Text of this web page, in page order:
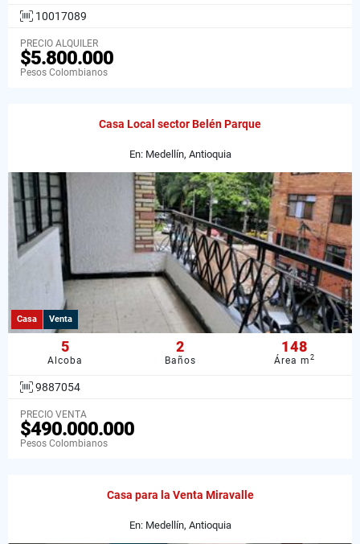
10017089
PRECIO ALQUILER
$5.800.000
Pesos Colombianos
Casa Local sector Belén Parque
En: Medellín, Antioquia
Casa Venta
5
Alcoba
2
Baños
148
Área m2
9887054
PRECIO VENTA
$490.000.000
Pesos Colombianos
Casa para la Venta Miravalle
En: Medellín, Antioquia